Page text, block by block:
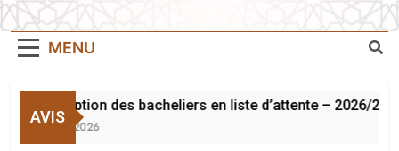
MENU
AVIS
Inscription des bacheliers en liste d’attente – 2026/2027
3 Août 2026